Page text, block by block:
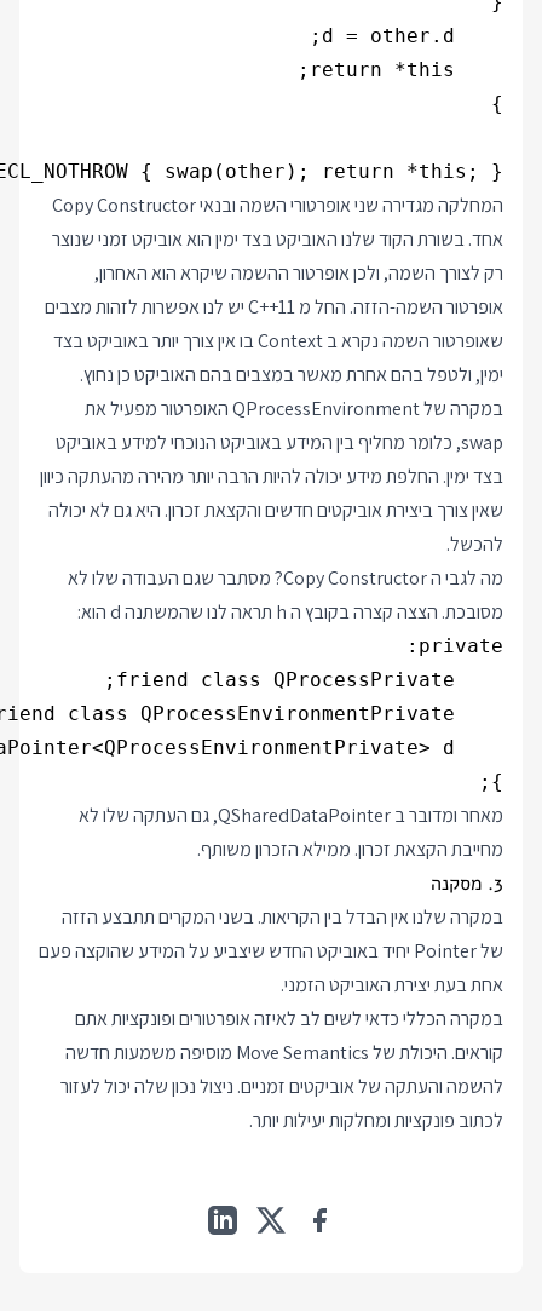
{ swap(other); return *this; }
המחלקה מגדירה שני אופרטורי השמה ובנאי Copy Constructor
אחד. בשורת הקוד שלנו האוביקט בצד ימין הוא אוביקט זמני שנוצר
רק לצורך השמה, ולכן אופרטור ההשמה שיקרא הוא האחרון,
אופרטור השמה-הזזה. החל מ C++11 יש לנו אפשרות לזהות מצבים
שאופרטור השמה נקרא ב Context בו אין צורך יותר באוביקט בצד
ימין, ולטפל בהם אחרת מאשר במצבים בהם האוביקט כן נחוץ.
במקרה של QProcessEnvironment האופרטור מפעיל את
swap, כלומר מחליף בין המידע באוביקט הנוכחי למידע באוביקט
בצד ימין. החלפת מידע יכולה להיות הרבה יותר מהירה מהעתקה כיוון
שאין צורך ביצירת אוביקטים חדשים והקצאת זכרון. היא גם לא יכולה
להכשל.
מה לגבי ה Copy Constructor? מסתבר שגם העבודה שלו לא
מסובכת. הצצה קצרה בקובץ ה h תראה לנו שהמשתנה d הוא:
};
מאחר ומדובר ב QSharedDataPointer, גם העתקה שלו לא
מחייבת הקצאת זכרון. ממילא הזכרון משותף.
3. מסקנה
במקרה שלנו אין הבדל בין הקריאות. בשני המקרים תתבצע הזזה
של Pointer יחיד באוביקט החדש שיצביע על המידע שהוקצה פעם
אחת בעת יצירת האוביקט הזמני.
במקרה הכללי כדאי לשים לב לאיזה אופרטורים ופונקציות אתם
קוראים. היכולת של Move Semantics מוסיפה משמעות חדשה
להשמה והעתקה של אוביקטים זמניים. ניצול נכון שלה יכול לעזור
לכתוב פונקציות ומחלקות יעילות יותר.